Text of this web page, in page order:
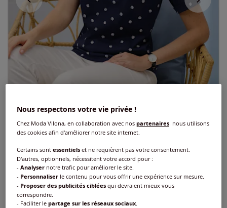
T-shirt à manches courtes revers aux
manches
Réf : 469.278.021
Nous respectons votre vie privée !
Chez Moda Vilona, en collaboration avec nospartenaires, nous utilisons
des cookies afin d'améliorer notre site internet.
Certains sontessentiels et ne requièrent pas votre consentement.
D'autres, optionnels, nécessitent votre accord pour :
-Analyser notre trafic pour améliorer le site.
- Personnaliser le contenu pour vous offrir une expérience sur mesure.
- Proposer des publicités ciblées qui devraient mieux vous
correspondre.
- Faciliter lepartage sur les réseaux sociaux